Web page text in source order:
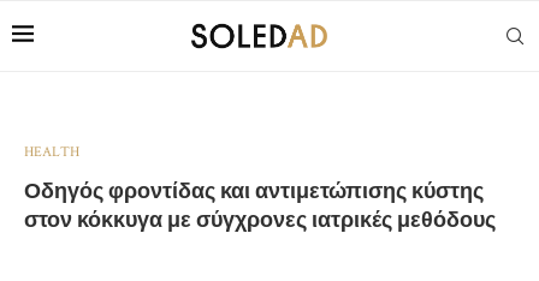
HEALTH
Οδηγός φροντίδας και αντιμετώπισης κύστης
στον κόκκυγα με σύγχρονες ιατρικές μεθόδους